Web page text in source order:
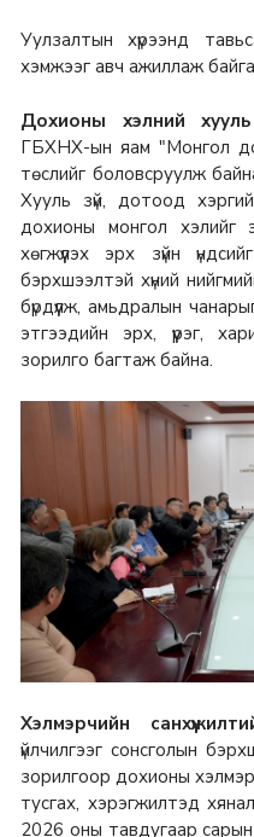
Уулзалтын хүрээнд
хэмжээг авч ажиллаж
Дохионы хэлний хууль
ГБХНХ-ын яам "Монгол
төслийг боловсруулж
Хууль зүй, дотоод
дохионы монгол хэлийг
хөгжүүлэх эрх зүйн
бэрхшээлтэй хүний
бүрдүүлж, амьдралын
этгээдийн эрх, үүрэг,
зорилго багтаж байна.
Хэлмэрчийн
үйлчилгээг сонсголын
зорилгоор дохионы
тусгах, хэрэгжилтэд
2026 оны тавдугаар